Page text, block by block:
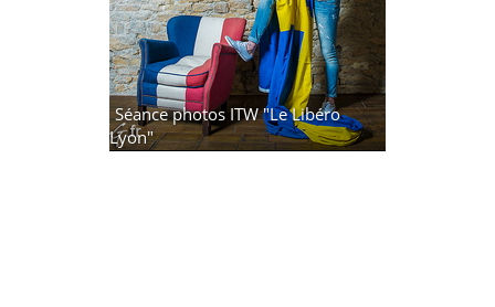
Séance photos ITW "Le Libéro
Lyon"